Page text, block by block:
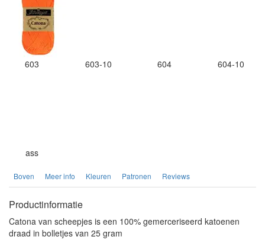
603 603-10 604 604-10
ass
Boven Meer info Kleuren Patronen Reviews
Productinformatie
Catona van scheepjes is een 100% gemerceriseerd katoenen
draad in bolletjes van 25 gram